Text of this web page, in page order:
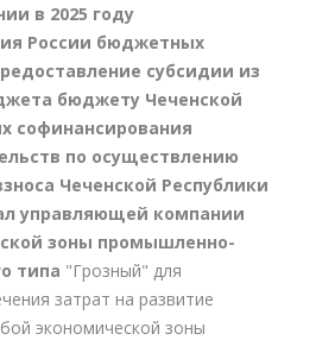
в 2025 году
России бюджетных
субсидии из
бюджету Чеченской
софинансирования
по осуществлению
Чеченской Республики
управляющей компании
зоны промышленно-
типа "Грозный" для
затрат на развитие
экономической зоны